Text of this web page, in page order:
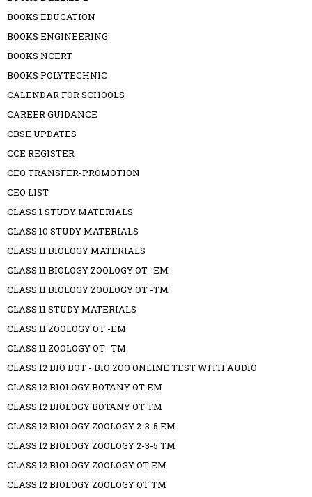
BOOKS EDUCATION
BOOKS ENGINEERING
BOOKS NCERT
BOOKS POLYTECHNIC
CALENDAR FOR SCHOOLS
CAREER GUIDANCE
CBSE UPDATES
CCE REGISTER
CEO TRANSFER-PROMOTION
CEO LIST
CLASS 1 STUDY MATERIALS
CLASS 10 STUDY MATERIALS
CLASS 11 BIOLOGY MATERIALS
CLASS 11 BIOLOGY ZOOLOGY OT -EM
CLASS 11 BIOLOGY ZOOLOGY OT -TM
CLASS 11 STUDY MATERIALS
CLASS 11 ZOOLOGY OT -EM
CLASS 11 ZOOLOGY OT -TM
CLASS 12 BIO BOT - BIO ZOO ONLINE TEST WITH AUDIO
CLASS 12 BIOLOGY BOTANY OT EM
CLASS 12 BIOLOGY BOTANY OT TM
CLASS 12 BIOLOGY ZOOLOGY 2-3-5 EM
CLASS 12 BIOLOGY ZOOLOGY 2-3-5 TM
CLASS 12 BIOLOGY ZOOLOGY OT EM
CLASS 12 BIOLOGY ZOOLOGY OT TM